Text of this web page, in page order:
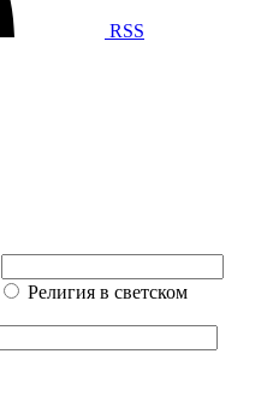
RSS
Религия в светском